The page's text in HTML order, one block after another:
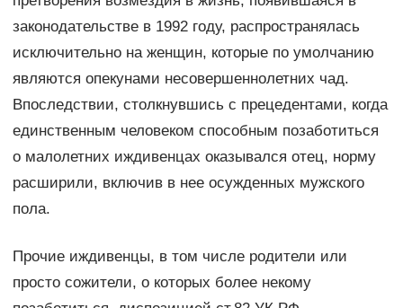
законодательстве в 1992 году, распространялась
исключительно на женщин, которые по умолчанию
являются опекунами несовершеннолетних чад.
Впоследствии, столкнувшись с прецедентами, когда
единственным человеком способным позаботиться
о малолетних иждивенцах оказывался отец, норму
расширили, включив в нее осужденных мужского
пола.
Прочие иждивенцы, в том числе родители или
просто сожители, о которых более некому